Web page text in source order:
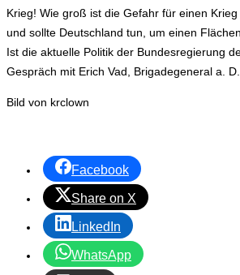
Krieg! Wie groß ist die Gefahr für einen
und sollte Deutschland tun, um einen
Ist die aktuelle Politik der Bundesregierung
Gespräch mit Erich Vad, Brigadegeneral a.
Bild von krclown
Facebook
Share on X
LinkedIn
WhatsApp